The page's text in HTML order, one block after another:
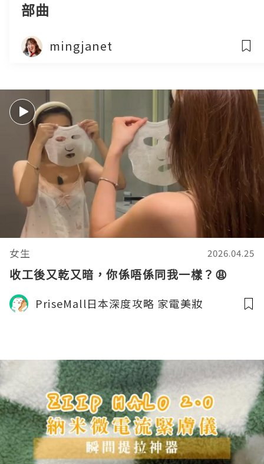
部曲
mingjanet
女生 2026.04.25
收工後又乾又暗，你係唔係同我一樣？😩
PriseMall日本深度攻略 家電美妝